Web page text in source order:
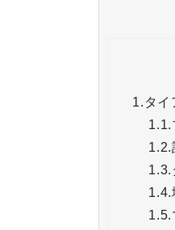
1. タ
1.1.
1.2.
1.3.
1.4.
1.5.